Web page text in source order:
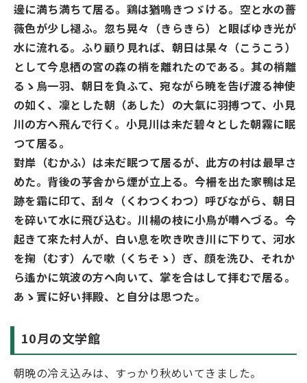
邊に満ち満ちて居る。鶏は猶鳴きつゞける。空と水の薔
薇色が少し褪ふ。忽ち晃々（きらきら）と眼ばゆき光が
水に流れる。ふり顧り見れば、朝日は杲々（こうこう）
として今息栖の宮の森の梢を離れたのである。其の梢離
るゝ烏一羽、朝日を負ふて、宛ながら暁を告げ渡る神使
の如く、凜とした朝（あした）の大氣に羽搏つて、小見
川の方へ飛んで行く。小見川は未だ碧々とした朝霧に眠
つて居る。
對岸（むかふ）は未だ眠つて居るが、此方の村は最早さ
めた。背後の芧舎から煙が立上る。今柵を出た家鴨は足
跡を霜に印て、刮々（くわつくわつ）呼びながら、朝日
を碎いて水に飛び込む。川楊の枝に小鳥が囀へづる。今
起きて來た村人が、白い息を吹き吹き川に下りて、河水
を掬（むす）んで嗽（くちそゝ）ぎ、顔を洗ひ、それか
ら遙かに筑波の方へ向いて、掌を合はして拝むで居る。
あゝ實に好い拝殿、と自分は思つた。
10月の文学館
朝晩の冷え込みは、すっかり秋めいてきました。